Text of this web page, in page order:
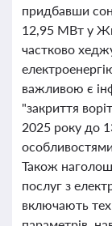
придбавши
12,95 МВт у
частково
важливою є
"закриття
2025 року до
Також
послуг з
включають